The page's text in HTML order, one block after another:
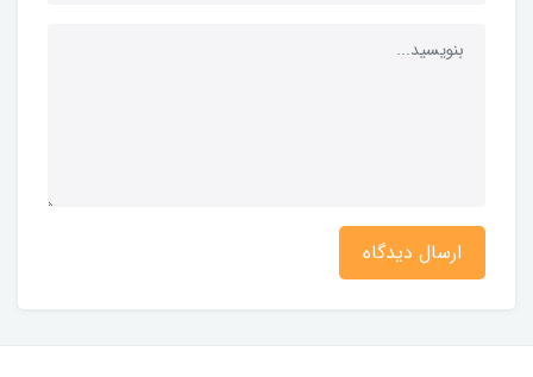
ارسال دیدگاه